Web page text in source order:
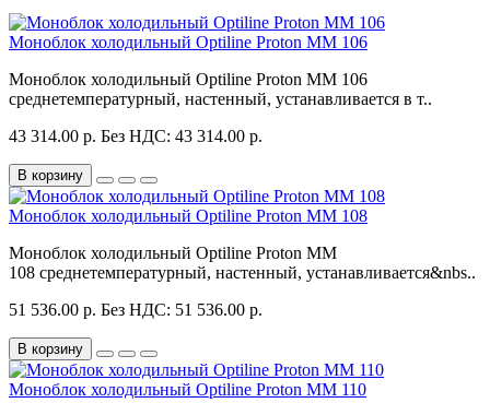
Моноблок холодильный Optiline Proton MM 106
Моноблок холодильный Optiline Proton MM 106
среднетемпературный, настенный, устанавливается в т..
43 314.00 р. Без НДС: 43 314.00 р.
В корзину
Моноблок холодильный Optiline Proton MM 108
Моноблок холодильный Optiline Proton MM
108 среднетемпературный, настенный, устанавливается&nbs..
51 536.00 р. Без НДС: 51 536.00 р.
В корзину
Моноблок холодильный Optiline Proton MM 110